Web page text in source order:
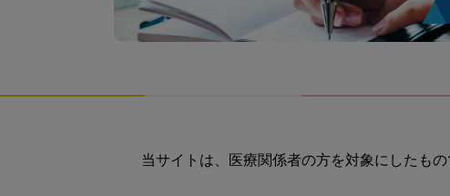
当サイトは、医療関係者の方を対象にしたも